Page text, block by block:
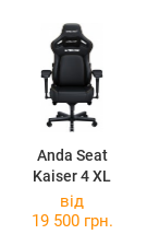
Anda Seat
Kaiser 4 XL
від
19 500 грн.